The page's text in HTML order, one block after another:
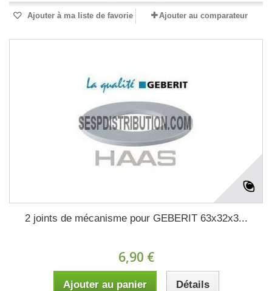
Ajouter à ma liste de favorie Ajouter au comparateur
2 joints de mécanisme pour GEBERIT 63x32x3...
6,90 €
Ajouter au panier Détails